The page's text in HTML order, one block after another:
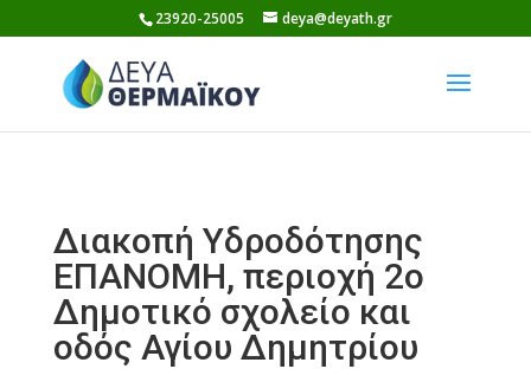
to
content
23920-25005 deya@deyath.gr
Διακοπή Υδροδότησης
ΕΠΑΝΟΜΗ, περιοχή 2ο
Δημοτικό σχολείο και
οδός Αγίου Δημητρίου